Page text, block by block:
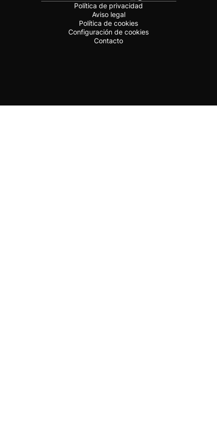
Política de privacidad
Aviso legal
Política de cookies
Configuración de cookies
Contacto